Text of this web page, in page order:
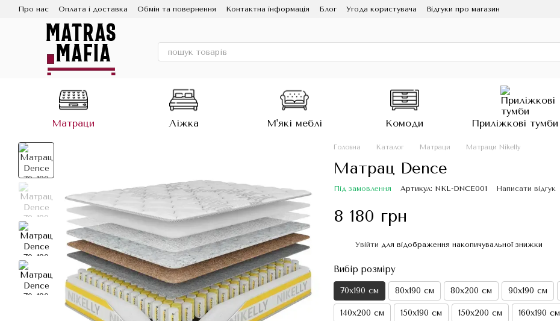
Перейти до основного контенту
Про нас Оплата і доставка Обмін та повернення Контактна інформація Блог Угода користувача Відгуки про магазин
Матраци Ліжка М'які меблі Комоди Приліжкові тумби
Головна Каталог Матраци Матраци Nikelly
Матрац Dence
Під замовлення Артикул: NKL-DNCE001 Написати відгук
8 180 грн
Увійти для відображення накопичувальної знижки
Вибір розміру
70х190 см 80х190 см 80х200 см 90х190 см
140х200 см 150х190 см 150х200 см 160х190 см